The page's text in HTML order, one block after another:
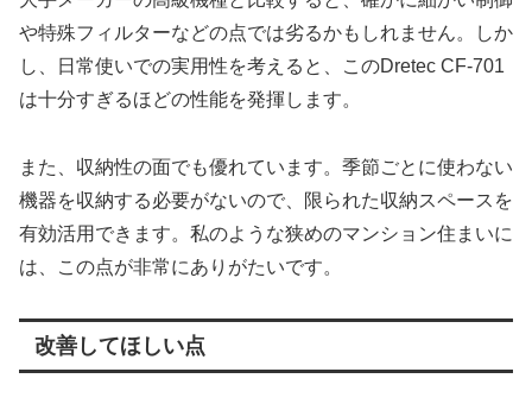
や特殊フィルターなどの点では劣るかもしれません。しか
し、日常使いでの実用性を考えると、このDretec CF-701
は十分すぎるほどの性能を発揮します。
また、収納性の面でも優れています。季節ごとに使わない
機器を収納する必要がないので、限られた収納スペースを
有効活用できます。私のような狭めのマンション住まいに
は、この点が非常にありがたいです。
改善してほしい点